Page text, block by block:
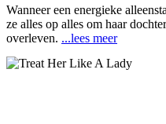
Wanneer een energieke
ze alles op alles om haar
overleven. ...lees meer